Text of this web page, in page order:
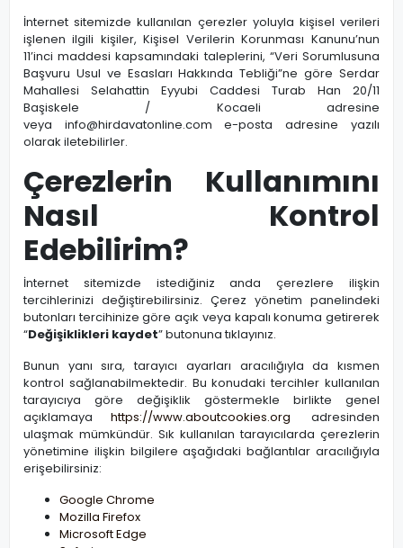
İnternet sitemizde kullanılan çerezler yoluyla kişisel verileri
işlenen ilgili kişiler, Kişisel Verilerin Korunması Kanunu’nun
11’inci maddesi kapsamındaki taleplerini, “Veri Sorumlusuna
Başvuru Usul ve Esasları Hakkında Tebliği”ne göre Serdar
Mahallesi Selahattin Eyyubi Caddesi Turab Han 20/11
Başiskele / Kocaeli adresine
veya info@hirdavatonline.com e-posta adresine yazılı
olarak iletebilirler.
Çerezlerin Kullanımını
Nasıl Kontrol
Edebilirim?
İnternet sitemizde istediğiniz anda çerezlere ilişkin
tercihlerinizi değiştirebilirsiniz. Çerez yönetim panelindeki
butonları tercihinize göre açık veya kapalı konuma getirerek
“Değişiklikleri kaydet” butonuna tıklayınız.
Bunun yanı sıra, tarayıcı ayarları aracılığıyla da kısmen
kontrol sağlanabilmektedir. Bu konudaki tercihler kullanılan
tarayıcıya göre değişiklik göstermekle birlikte genel
açıklamayahttps://www.aboutcookies.org adresinden
ulaşmak mümkündür. Sık kullanılan tarayıcılarda çerezlerin
yönetimine ilişkin bilgilere aşağıdaki bağlantılar aracılığıyla
erişebilirsiniz:
Google Chrome
Mozilla Firefox
Microsoft Edge